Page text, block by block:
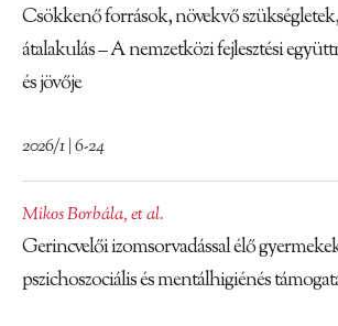
Csökkenő források, növekvő
átalakulás – A nemzetközi fejlesztési
és jövője
2026/1 | 6-24
Mikos Borbála,et al.
Gerincvelői izomsorvadással élő
pszichoszociális és mentálhigiénés